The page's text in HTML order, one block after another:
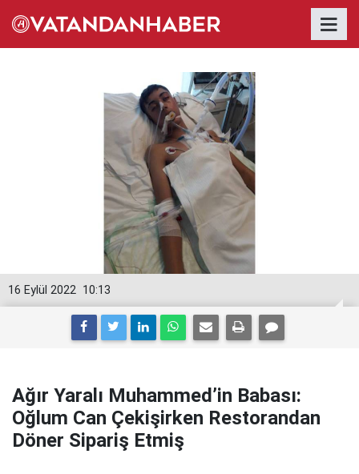
10:13
16 Eylül 2022
Ağır Yaralı Muhammed’in Babası:
Oğlum Can Çekişirken Restorandan
Döner Sipariş Etmiş